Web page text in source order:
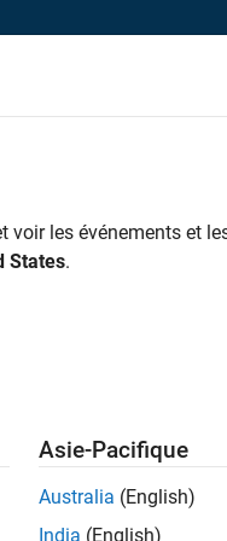
Communication marketing
à vos
. Si malgré tout
pour vous tenir au
par lieu pour
voir les événements et
States.
Asie-Pacifique
Australia (English)
India (English)